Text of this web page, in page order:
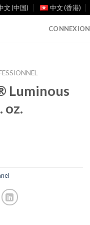
文 (中国) 中文 (香港)
CONNEXION
Luminous
oz.